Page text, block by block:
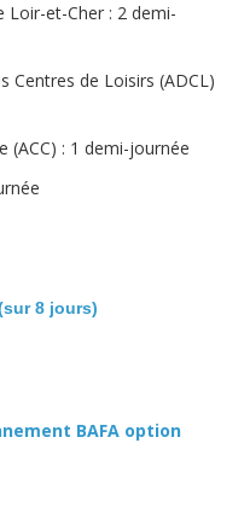
Loir-et-Cher : 2 demi-
Centres de Loisirs (ADCL)
(ACC) : 1 demi-journée
8 jours)
BAFA option